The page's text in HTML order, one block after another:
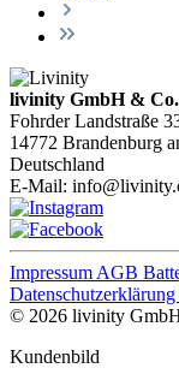
livinity GmbH &
Fohrder Landstraße
14772 Brandenburg
Deutschland
E-Mail:
Impressum AGB
Datenschutzerklärung
© 2026 livinity
Kundenbild